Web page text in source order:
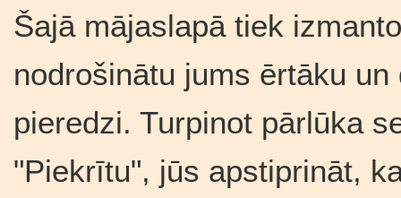
Šajā mājaslapā tiek
nodrošinātu jums ērtāku
pieredzi. Turpinot pārlūka
"Piekrītu", jūs apstiprināt,